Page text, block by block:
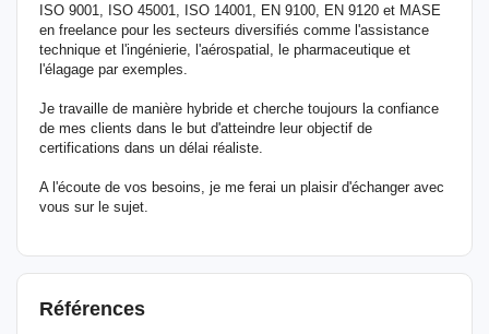
ISO 9001, ISO 45001, ISO 14001, EN 9100, EN 9120 et MASE
en freelance pour les secteurs diversifiés comme l'assistance
technique et l'ingénierie, l'aérospatial, le pharmaceutique et
l'élagage par exemples.
Je travaille de manière hybride et cherche toujours la confiance
de mes clients dans le but d'atteindre leur objectif de
certifications dans un délai réaliste.
A l'écoute de vos besoins, je me ferai un plaisir d'échanger avec
vous sur le sujet.
Références